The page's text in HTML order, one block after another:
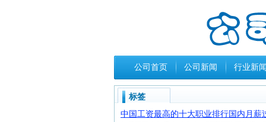
公司首页 公司新闻 行业新
标签
中国工资最高的十大职业排行国内月薪